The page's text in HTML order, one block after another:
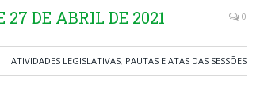
DE ABRIL DE 2021 0
ATIVIDADES LEGISLATIVAS, PAUTAS E ATAS DAS SESSÕES